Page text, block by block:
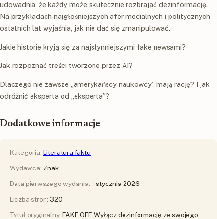
udowadnia, że każdy może skutecznie rozbrajać dezinformację.
Na przykładach najgłośniejszych afer medialnych i politycznych
ostatnich lat wyjaśnia, jak nie dać się zmanipulować.
Jakie historie kryją się za najsłynniejszymi fake newsami?
Jak rozpoznać treści tworzone przez AI?
Dlaczego nie zawsze „amerykańscy naukowcy” mają rację? I jak
odróżnić eksperta od „eksperta”?
Dodatkowe informacje
Kategoria: Literatura faktu
Wydawca: Znak
Data pierwszego wydania: 1 stycznia 2026
Liczba stron: 320
Tytuł oryginalny: FAKE OFF. Wyłącz dezinformację ze swojego